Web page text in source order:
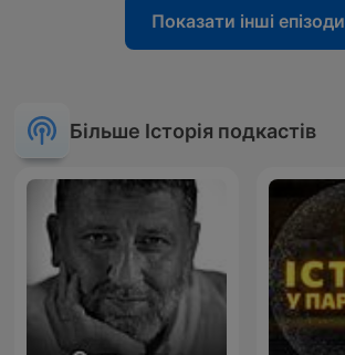
Показати інші епізоди
Більше Історія подкастів